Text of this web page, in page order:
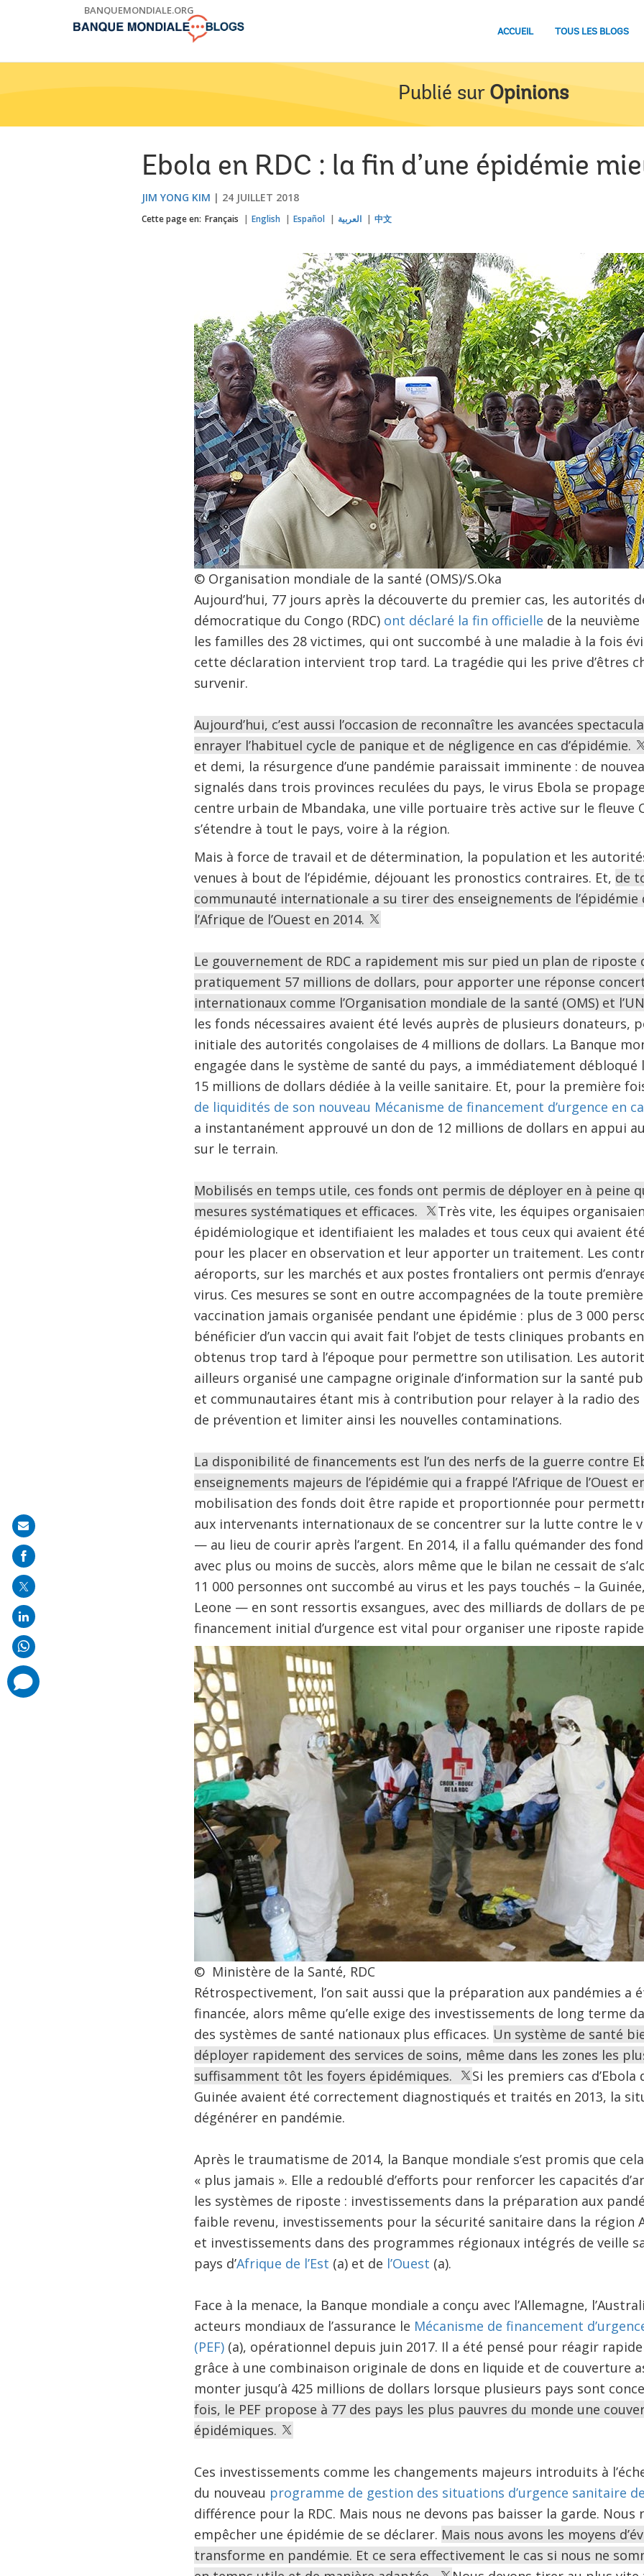
BANQUEMONDIALE.ORG
ACCUEIL TOUS LES BLOGS
Publié sur Opinions
Ebola en RDC : la fin d’une épidémie
JIM YONG KIM 24 JUILLET 2018
Cette page en: Français English Español العربية 中文
© Organisation mondiale de la santé (OMS)/S.Oka
Aujourd’hui, 77 jours après la découverte du premier cas, les autorités
démocratique du Congo (RDC) ont déclaré la fin officielle de la neuvième
les familles des 28 victimes, qui ont succombé à une maladie à la fois
cette déclaration intervient trop tard. La tragédie qui les prive d’êtres
survenir.
Aujourd’hui, c’est aussi l’occasion de reconnaître les avancées
enrayer l’habituel cycle de panique et de négligence en cas d’épidémie.
et demi, la résurgence d’une pandémie paraissait imminente : de
signalés dans trois provinces reculées du pays, le virus Ebola se
centre urbain de Mbandaka, une ville portuaire très active sur le fleuve
s’étendre à tout le pays, voire à la région.
Mais à force de travail et de détermination, la population et les
venues à bout de l’épidémie, déjouant les pronostics contraires. Et, de
communauté internationale a su tirer des enseignements de l’épidémie
l’Afrique de l’Ouest en 2014.
Le gouvernement de RDC a rapidement mis sur pied un plan de
pratiquement 57 millions de dollars, pour apporter une réponse
internationaux comme l’Organisation mondiale de la santé (OMS) et
les fonds nécessaires avaient été levés auprès de plusieurs donateurs,
initiale des autorités congolaises de 4 millions de dollars. La Banque
engagée dans le système de santé du pays, a immédiatement débloqué
15 millions de dollars dédiée à la veille sanitaire. Et, pour la première
de liquidités de son nouveau Mécanisme de financement d’urgence en
a instantanément approuvé un don de 12 millions de dollars en appui
sur le terrain.
Mobilisés en temps utile, ces fonds ont permis de déployer en à peine
mesures systématiques et efficaces.
Très vite, les équipes
épidémiologique et identifiaient les malades et tous ceux qui avaient
pour les placer en observation et leur apporter un traitement. Les
aéroports, sur les marchés et aux postes frontaliers ont permis
virus. Ces mesures se sont en outre accompagnées de la toute
vaccination jamais organisée pendant une épidémie : plus de 3 000
bénéficier d’un vaccin qui avait fait l’objet de tests cliniques probants
obtenus trop tard à l’époque pour permettre son utilisation. Les
ailleurs organisé une campagne originale d’information sur la santé
et communautaires étant mis à contribution pour relayer à la radio des
de prévention et limiter ainsi les nouvelles contaminations.
La disponibilité de financements est l’un des nerfs de la guerre contre
enseignements majeurs de l’épidémie qui a frappé l’Afrique de l’Ouest
mobilisation des fonds doit être rapide et proportionnée pour
aux intervenants internationaux de se concentrer sur la lutte contre le
— au lieu de courir après l’argent. En 2014, il a fallu quémander des
avec plus ou moins de succès, alors même que le bilan ne cessait de
11 000 personnes ont succombé au virus et les pays touchés – la
Leone — en sont ressortis exsangues, avec des milliards de dollars de
financement initial d’urgence est vital pour organiser une riposte
© Ministère de la Santé, RDC
Rétrospectivement, l’on sait aussi que la préparation aux pandémies a
financée, alors même qu’elle exige des investissements de long terme
des systèmes de santé nationaux plus efficaces. Un système de santé
déployer rapidement des services de soins, même dans les zones les
suffisamment tôt les foyers épidémiques.
Si les premiers cas d’Ebola
Guinée avaient été correctement diagnostiqués et traités en 2013, la
dégénérer en pandémie.
Après le traumatisme de 2014, la Banque mondiale s’est promis que
« plus jamais ». Elle a redoublé d’efforts pour renforcer les capacités
les systèmes de riposte : investissements dans la préparation aux
faible revenu, investissements pour la sécurité sanitaire dans la région
et investissements dans des programmes régionaux intégrés de veille
pays d’Afrique de l’Est (a) et de l’Ouest (a).
Face à la menace, la Banque mondiale a conçu avec l’Allemagne,
acteurs mondiaux de l’assurance le Mécanisme de financement
(PEF)(a), opérationnel depuis juin 2017. Il a été pensé pour réagir
grâce à une combinaison originale de dons en liquide et de couverture
monter jusqu’à 425 millions de dollars lorsque plusieurs pays sont
fois, le PEF propose à 77 des pays les plus pauvres du monde une
épidémiques.
Ces investissements comme les changements majeurs introduits à
du nouveau programme de gestion des situations d’urgence sanitaire de
différence pour la RDC. Mais nous ne devons pas baisser la garde. Nous
empêcher une épidémie de se déclarer. Mais nous avons les moyens
transforme en pandémie. Et ce sera effectivement le cas si nous ne
Share
on
mail
comments
added